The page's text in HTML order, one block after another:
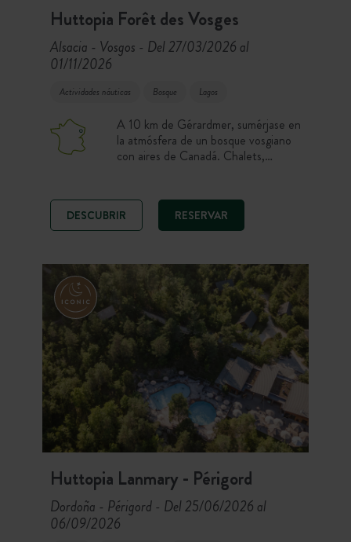
Huttopia Forêt des Vosges
Alsacia - Vosgos - Del 27/03/2026 al
01/11/2026
Actividades náuticas Bosque Lagos
A 10 km de Gérardmer, sumérjase en
la atmósfera de un bosque vosgiano
con aires de Canadá. Chalets,
lagos de montaña, cascadas, la Route
des Crêtes, el senderismo, la piscina
y el Spa Forestal, saboree los Vosgos
DESCUBRIR RESERVAR
Huttopia Lanmary - Périgord
Dordoña - Périgord - Del 25/06/2026 al
06/09/2026